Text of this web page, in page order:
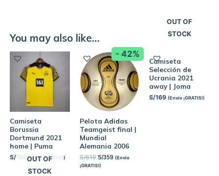
You may also like…
Camiseta
Borussia
Dortmund 2021
home | Puma
S/169 (Envío ¡GRATIS!)
- 42%
Pelota Adidas
Teamgeist final |
Mundial
Alemania 2006
S/619 S/359 (Envío
¡GRATIS!)
OUT OF
STOCK
Camiseta
Selección de
Ucrania 2021
away | Joma
S/169 (Envío ¡GRATIS!)
OUT OF
STOCK